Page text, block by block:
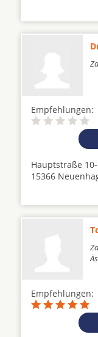
Empfehlungen:
Hauptstraße
15366
Empfehlungen: